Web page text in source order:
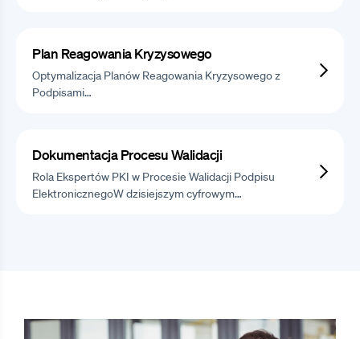
Plan Reagowania Kryzysowego
Optymalizacja Planów Reagowania Kryzysowego z
Podpisami…
Dokumentacja Procesu Walidacji
Rola Ekspertów PKI w Procesie Walidacji Podpisu
ElektronicznegoW dzisiejszym cyfrowym…